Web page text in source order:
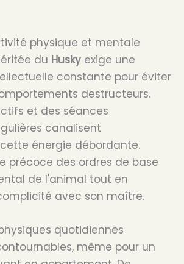
physique et mentale
du Husky exige une
constante pour éviter
destructeurs.
et des séances
canalisent
énergie débordante.
précoce des ordres de base
de l'animal tout en
avec son maître.
quotidiennes
même pour un